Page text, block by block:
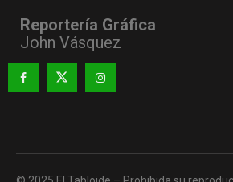
Reportería Gráfica
John Vásquez